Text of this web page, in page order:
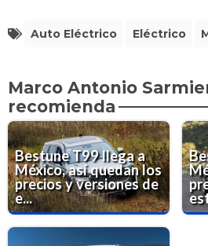
Auto Eléctrico Eléctrico
Marco Antonio
recomienda
Bestune T99 llega a
México, así quedan los
precios y versiones de
e...